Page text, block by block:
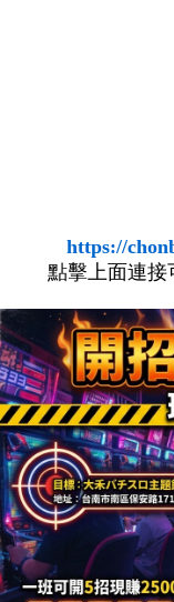
https://
點擊上面連接